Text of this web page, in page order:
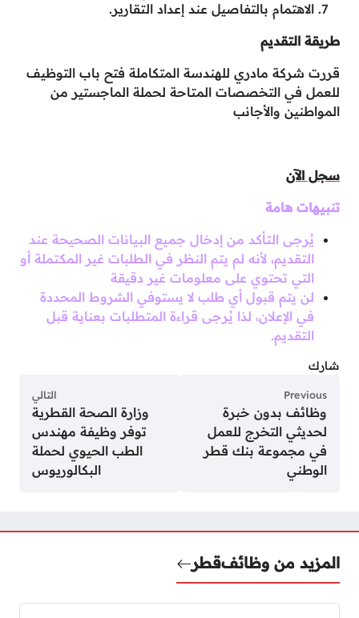
الاهتمام بالتفاصيل عند إعداد التقارير.
طريقة التقديم
قررت شركة مادري للهندسة المتكاملة فتح باب التوظيف
للعمل في التخصصات المتاحة لحملة الماجستير من
المواطنين والأجانب
سجل الآن
تنبيهات هامة
يُرجى التأكد من إدخال جميع البيانات الصحيحة عند
التقديم، لأنه لم يتم النظر في الطلبات غير المكتملة أو
التي تحتوي على معلومات غير دقيقة
لن يتم قبول أي طلب لا يستوفي الشروط المحددة
في الإعلان، لذا يُرجى قراءة المتطلبات بعناية قبل
التقديم.
شارك
Previous
وظائف بدون خبرة
لحديثي التخرج للعمل
في مجموعة بنك قطر
الوطني
التالي
وزارة الصحة القطرية
توفر وظيفة مهندس
الطب الحيوي لحملة
البكالوريوس
المزيد من وظائفقطر